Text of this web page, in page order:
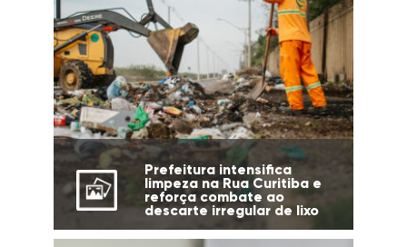
Prefeitura intensifica
limpeza na Rua Curitiba e
reforça combate ao
descarte irregular de lixo